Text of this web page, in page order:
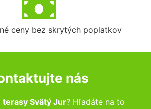
ceny bez skrytých poplatkov
nás
Svätý Jur? Hľadáte na to